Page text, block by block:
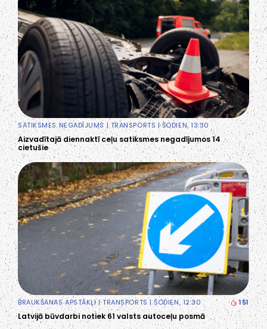
SATIKSMES NEGADĪJUMS|TRANSPORTS| ŠODIEN, 13:30
Aizvadītajā diennaktī ceļu satiksmes negadījumos 14
cietušie
BRAUKŠANAS APSTĀKĻI|TRANSPORTS| ŠODIEN, 12:30 151
Latvijā būvdarbi notiek 61 valsts autoceļu posmā